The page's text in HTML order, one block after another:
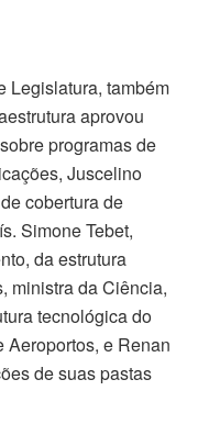
Legislatura, também
aprovou
programas de
Juscelino
cobertura de
Simone Tebet,
da estrutura
ministra da Ciência,
tecnológica do
Aeroportos, e Renan
de suas pastas